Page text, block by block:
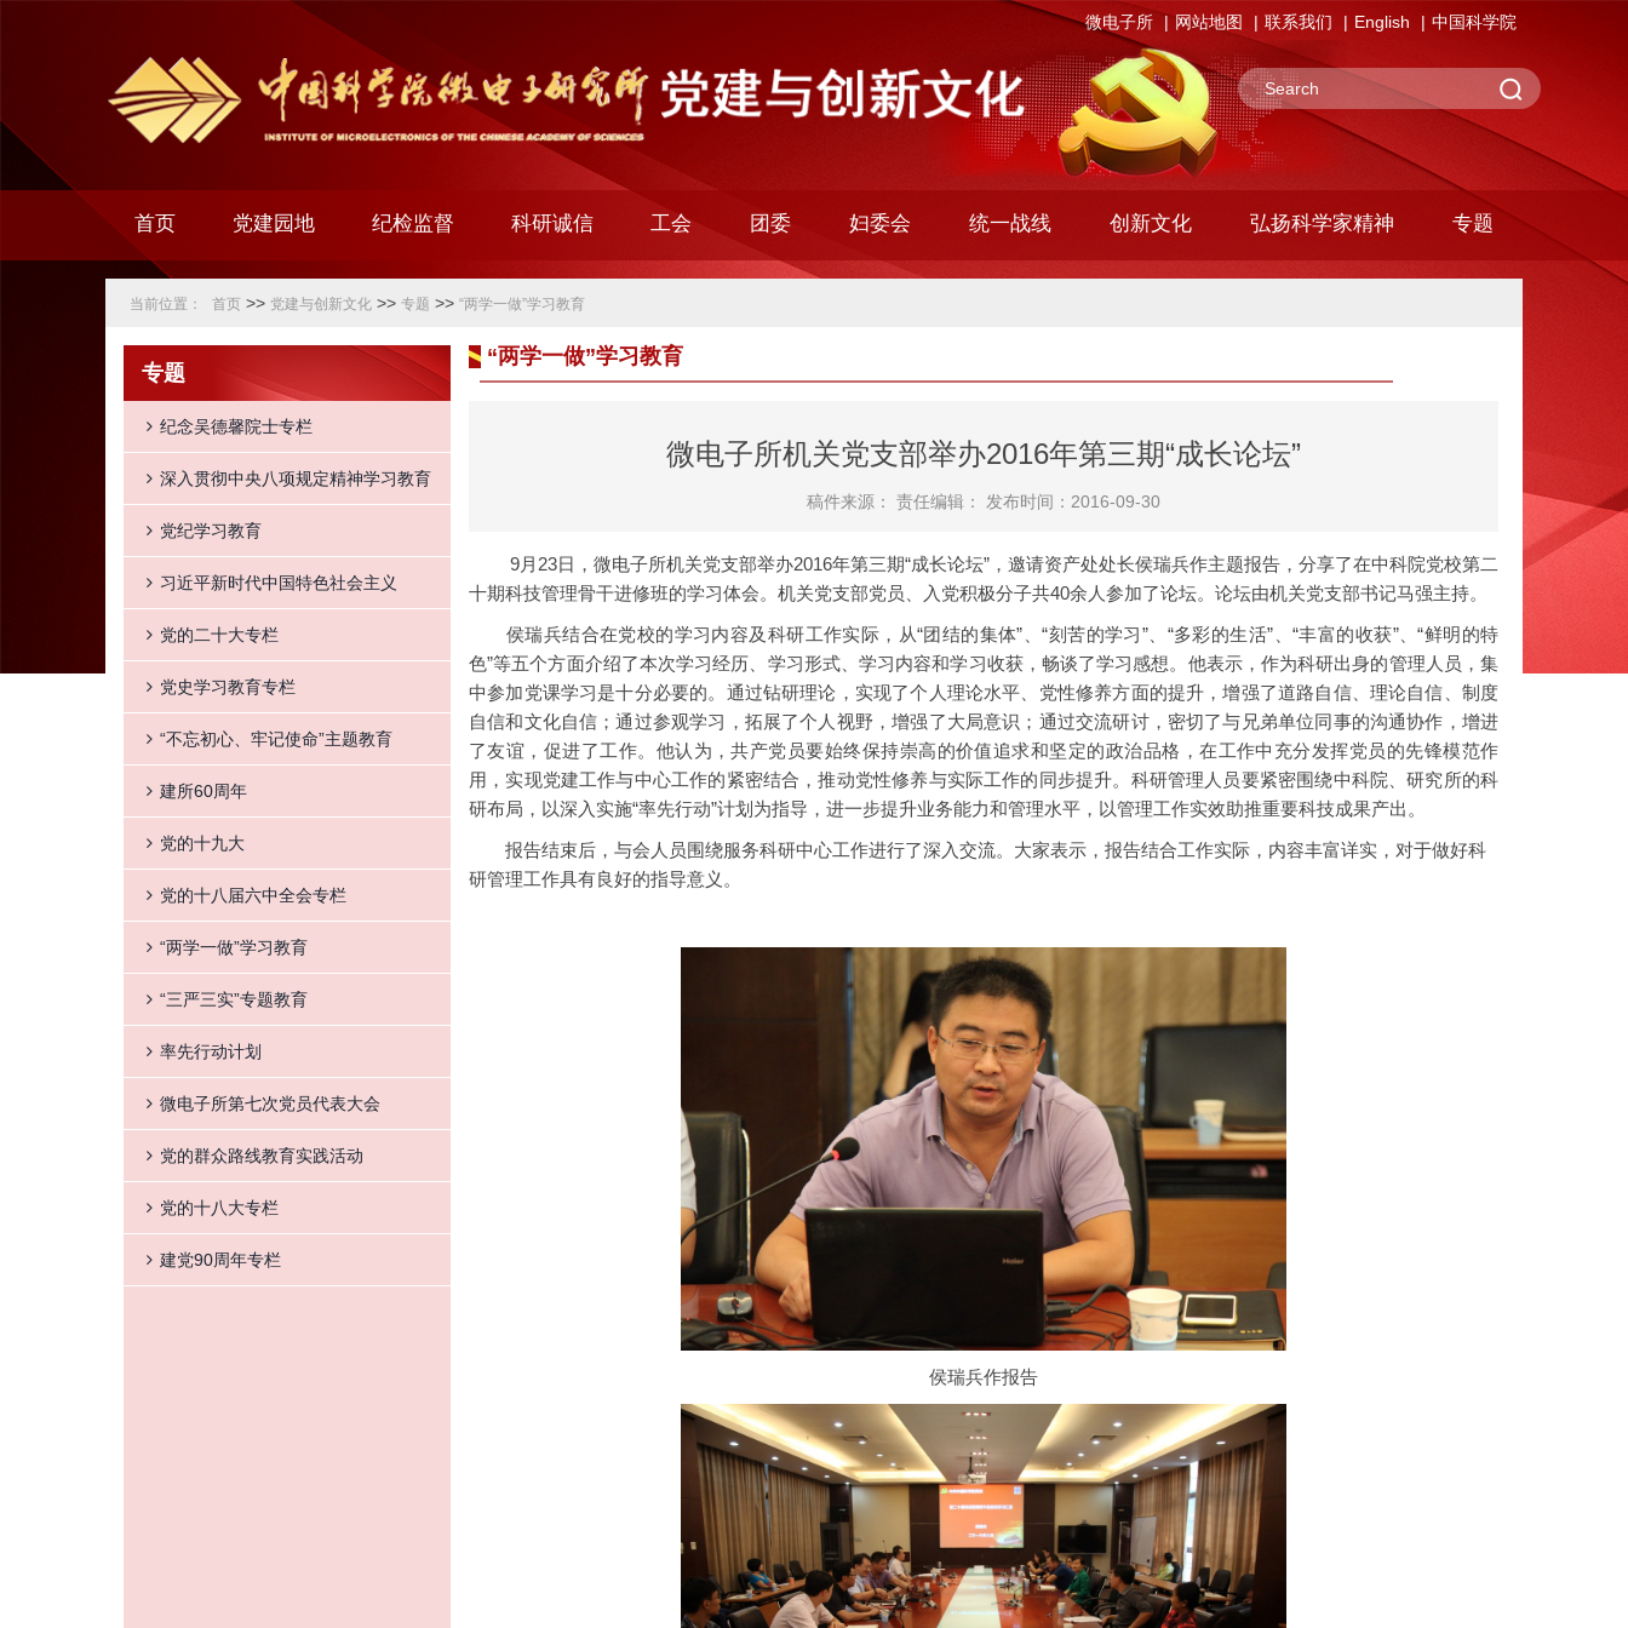
微电子所 网站地图 联系我们 English 中国科学院
首页 党建园地 纪检监督 科研诚信 工会 团委 妇委会 统一战线 创新文化 弘扬科学家精神 专题
当前位置： 首页 >> 党建与创新文化 >> 专题 >> “两学一做”学习教育
专题
纪念吴德馨院士专栏
深入贯彻中央八项规定精神学习教育
党纪学习教育
习近平新时代中国特色社会主义
党的二十大专栏
党史学习教育专栏
“不忘初心、牢记使命”主题教育
建所60周年
党的十九大
党的十八届六中全会专栏
“两学一做”学习教育
“三严三实”专题教育
率先行动计划
微电子所第七次党员代表大会
党的群众路线教育实践活动
党的十八大专栏
建党90周年专栏
“两学一做”学习教育
微电子所机关党支部举办2016年第三期“成长论坛”
稿件来源： 责任编辑： 发布时间：2016-09-30
9月23日，微电子所机关党支部举办2016年第三期“成长论坛”，邀请资产处处长侯瑞兵作主题报告，分享了在中科院党校第二
十期科技管理骨干进修班的学习体会。机关党支部党员、入党积极分子共40余人参加了论坛。论坛由机关党支部书记马强主持。
侯瑞兵结合在党校的学习内容及科研工作实际，从“团结的集体”、“刻苦的学习”、“多彩的生活”、“丰富的收获”、“鲜明的特
色”等五个方面介绍了本次学习经历、学习形式、学习内容和学习收获，畅谈了学习感想。他表示，作为科研出身的管理人员，集
中参加党课学习是十分必要的。通过钻研理论，实现了个人理论水平、党性修养方面的提升，增强了道路自信、理论自信、制度
自信和文化自信；通过参观学习，拓展了个人视野，增强了大局意识；通过交流研讨，密切了与兄弟单位同事的沟通协作，增进
了友谊，促进了工作。他认为，共产党员要始终保持崇高的价值追求和坚定的政治品格，在工作中充分发挥党员的先锋模范作
用，实现党建工作与中心工作的紧密结合，推动党性修养与实际工作的同步提升。科研管理人员要紧密围绕中科院、研究所的科
研布局，以深入实施“率先行动”计划为指导，进一步提升业务能力和管理水平，以管理工作实效助推重要科技成果产出。
报告结束后，与会人员围绕服务科研中心工作进行了深入交流。大家表示，报告结合工作实际，内容丰富详实，对于做好科
研管理工作具有良好的指导意义。
侯瑞兵作报告